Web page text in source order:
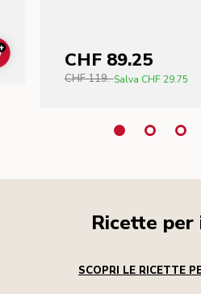
ADD TO CARTCHF 89.25
CHF 119.-Salva CHF 29.75
Ricette
SCOPRI LE RICETTE